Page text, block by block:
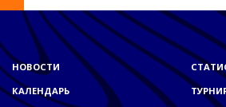
НОВОСТИ
КАЛЕНДАРЬ